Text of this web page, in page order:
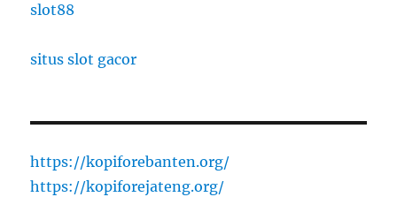
slot88
situs slot gacor
https://kopiforebanten.org/
https://kopiforejateng.org/